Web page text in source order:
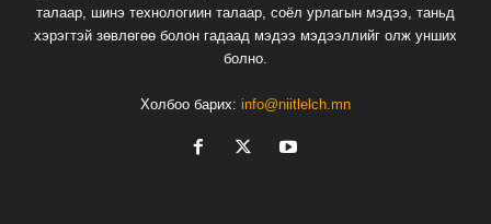
талаар, шинэ технологиин талаар, соёл урлагын мэдээ, таньд
хэрэгтэй зөвлөгөө болон гадаад мэдээ мэдээллийг олж унших
болно.
Холбоо барих: info@niitlelch.mn